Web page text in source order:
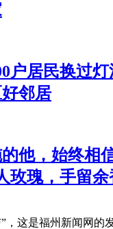
户居民换过
邻居
他，始终相
玫瑰，手留余
，这是福州新闻网的